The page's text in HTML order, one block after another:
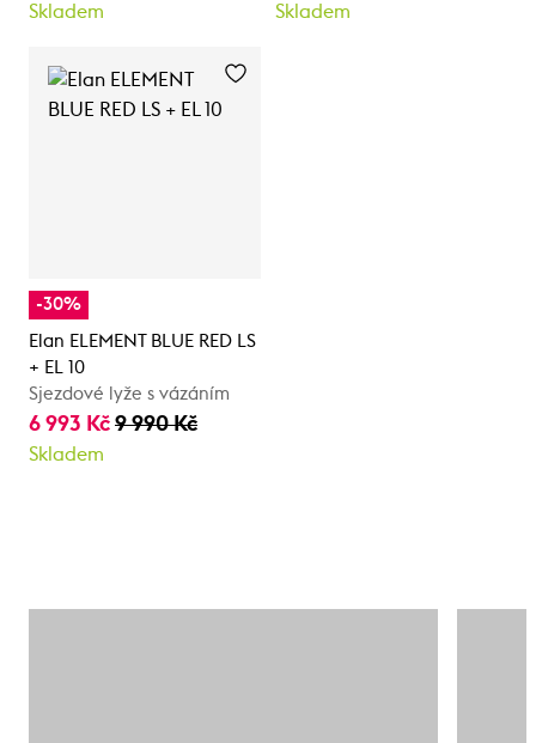
Skladem Skladem
-30%
Elan ELEMENT BLUE RED LS
+ EL 10
Sjezdové lyže s vázáním
6 993 Kč 9 990 Kč
Skladem